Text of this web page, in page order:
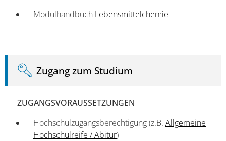
Modulhandbuch Lebensmittelchemie
Zugang zum Studium
ZUGANGSVORAUSSETZUNGEN
Hochschulzugangsberechtigung (z.B. Allgemeine
Hochschulreife / Abitur)